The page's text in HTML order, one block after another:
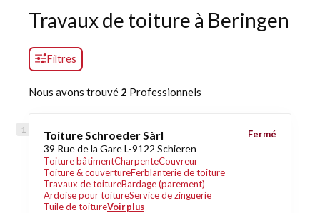
Travaux de toiture à Beringen
Filtres
Nous avons trouvé 2 Professionnels
Toiture Schroeder Sàrl
39 Rue de la Gare L-9122 Schieren
Toiture bâtimentCharpenteCouvreur
Toiture & couvertureFerblanterie de toiture
Travaux de toitureBardage (parement)
Ardoise pour toitureService de zinguerie
Tuile de toitureVoir plus
Fermé